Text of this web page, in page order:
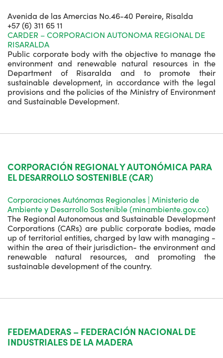
Avenida de las Amercias No.46-40 Pereire, Risalda
+57 (6) 311 65 11
CARDER – CORPORACION AUTONOMA REGIONAL DE
RISARALDA
Public corporate body with the objective to manage the
environment and renewable natural resources in the
Department of Risaralda and to promote their
sustainable development, in accordance with the legal
provisions and the policies of the Ministry of Environment
and Sustainable Development.
CORPORACIÓN REGIONAL Y AUTONÓMICA PARA
EL DESARROLLO SOSTENIBLE (CAR)
Corporaciones Autónomas Regionales | Ministerio de
Ambiente y Desarrollo Sostenible (minambiente.gov.co)
The Regional Autonomous and Sustainable Development
Corporations (CARs) are public corporate bodies, made
up of territorial entities, charged by law with managing -
within the area of their jurisdiction- the environment and
renewable natural resources, and promoting the
sustainable development of the country.
FEDEMADERAS – FEDERACIÓN NACIONAL DE
INDUSTRIALES DE LA MADERA